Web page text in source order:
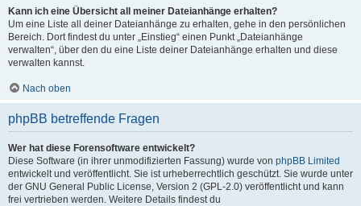
Kann ich eine Übersicht all meiner Dateianhänge erhalten?
Um eine Liste all deiner Dateianhänge zu erhalten, gehe in den persönlichen
Bereich. Dort findest du unter „Einstieg“ einen Punkt „Dateianhänge
verwalten“, über den du eine Liste deiner Dateianhänge erhalten und diese
verwalten kannst.
Nach oben
phpBB betreffende Fragen
Wer hat diese Forensoftware entwickelt?
Diese Software (in ihrer unmodifizierten Fassung) wurde von phpBB Limited
entwickelt und veröffentlicht. Sie ist urheberrechtlich geschützt. Sie wurde unter
der GNU General Public License, Version 2 (GPL-2.0) veröffentlicht und kann
frei vertrieben werden. Weitere Details findest du